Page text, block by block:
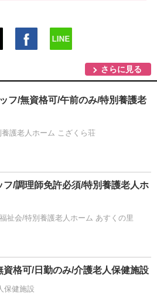
さらに見る
フ/無資格可/午前のみ/特別養護老
護老人ホーム こざくら荘
フ/調理師免許必須/特別養護老人ホ
祉会/特別養護老人ホーム あすくの里
資格可/日勤のみ/介護老人保健施設
保健施設